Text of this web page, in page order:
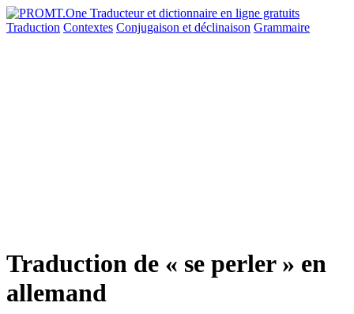
Traduction Contextes Conjugaison et déclinaison Grammaire
Traduction de « se perler » en
allemand